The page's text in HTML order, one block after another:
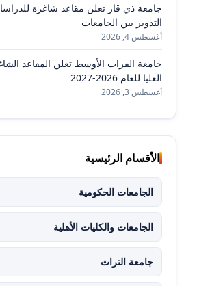
جامعة ذي قار تعلن مقاعد شاغرة
التدوير بين الجامعات
أغسطس 4, 2026
جامعة الفرات الأوسط تعلن المقاعد
العليا للعام 2026-2027
أغسطس 3, 2026
الأقسام الرئيسية
الجامعات الحكومية
الجامعات والكليات الأهلية
جامعة التراث